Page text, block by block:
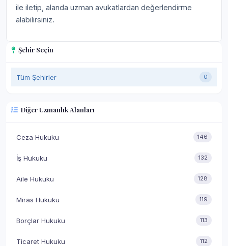
Şehir Seçin
Tüm Şehirler 0
Diğer Uzmanlık Alanları
Ceza Hukuku 146
İş Hukuku 132
Aile Hukuku 128
Miras Hukuku 119
Borçlar Hukuku 113
Ticaret Hukuku 112
ile iletip, alanda uzman avukatlardan değerlendirme
alabilirsiniz.